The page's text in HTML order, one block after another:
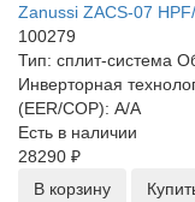
Zanussi ZACS-07
100279
Тип: сплит-система
Инверторная
(EER/COP): А/А
Есть в наличии
28290 ₽
В корзину